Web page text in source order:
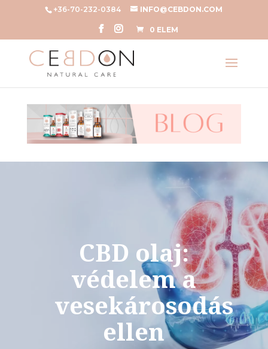
+36-70-232-0384 INFO@CEBDON.COM
0 ELEM
CBD olaj:
védelem a
vesekárosodás
ellen